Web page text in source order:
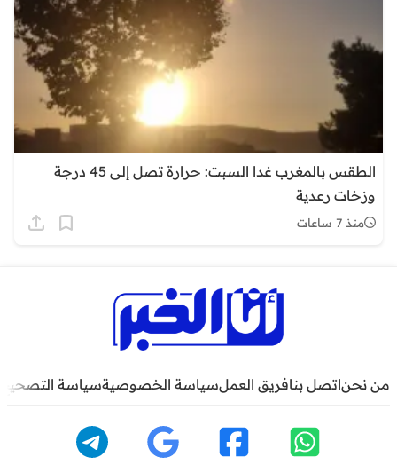
الطقس بالمغرب غدا السبت: حرارة تصل إلى 45 درجة
وزخات رعدية
منذ 7 ساعات
من نحناتصل بنافريق العملسياسة الخصوصيةسياسة التصحيح